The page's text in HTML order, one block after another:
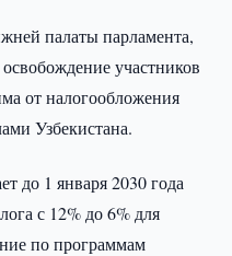
палаты парламента,
участников
от налогообложения
Узбекистана.
до 1 января 2030 года
с 12% до 6% для
по программам